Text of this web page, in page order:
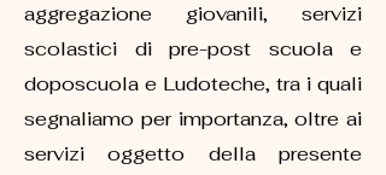
aggregazione giovanili, servizi
scolastici di pre-post scuola e
doposcuola e Ludoteche, tra i quali
segnaliamo per importanza, oltre ai
servizi oggetto della presente